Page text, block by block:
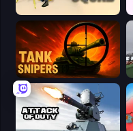
Mortar Squad
Tank Snipers